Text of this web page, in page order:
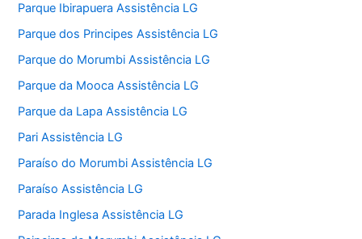
Parque Ibirapuera Assistência LG
Parque dos Principes Assistência LG
Parque do Morumbi Assistência LG
Parque da Mooca Assistência LG
Parque da Lapa Assistência LG
Pari Assistência LG
Paraíso do Morumbi Assistência LG
Paraíso Assistência LG
Parada Inglesa Assistência LG